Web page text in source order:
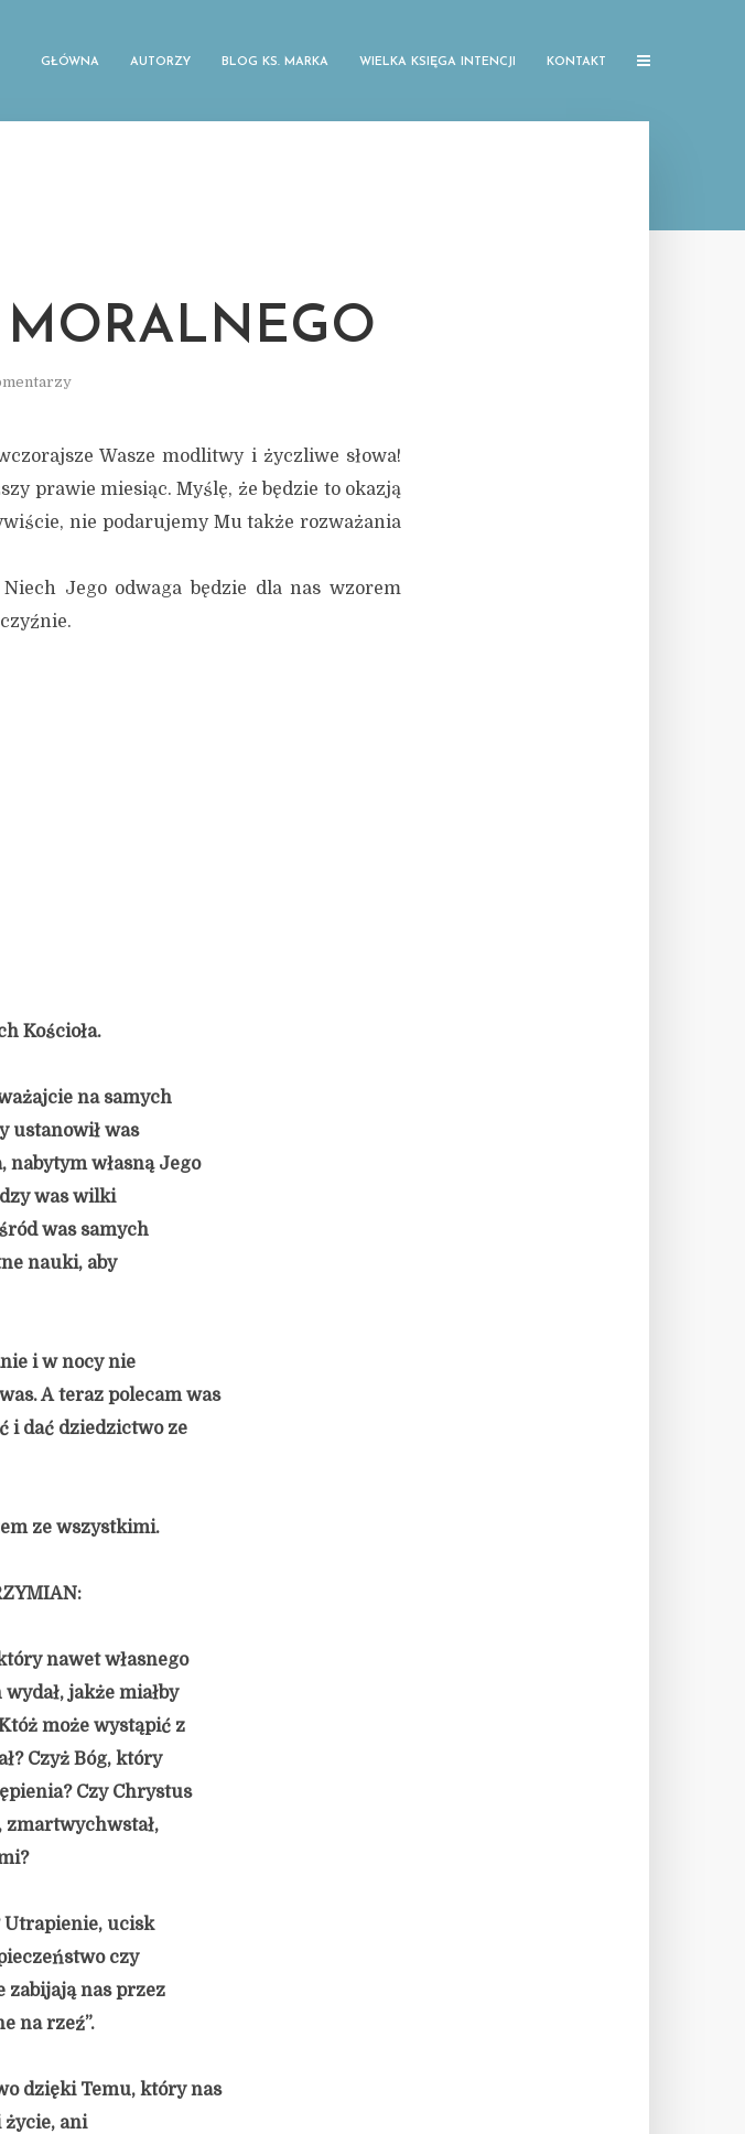
GŁÓWNA AUTORZY BLOG KS. MARKA WIELKA KSIĘGA INTENCJI KONTAKT
Wasze modlitwy i życzliwe słowa!
prawie miesiąc. Myślę, że będzie to okazją
nie podarujemy Mu także rozważania
Jego odwaga będzie dla nas wzorem
Kościoła.
na samych
ustanowił was
nabytym własną Jego
was wilki
was samych
nauki, aby
i w nocy nie
A teraz polecam was
i dać dziedzictwo ze
ze wszystkimi.
nawet własnego
jakże miałby
może wystąpić z
Czyż Bóg, który
Czy Chrystus
zmartwychwstał,
Utrapienie, ucisk
czy
zabijają nas przez
na rzeź”.
dzięki Temu, który nas
życie, ani